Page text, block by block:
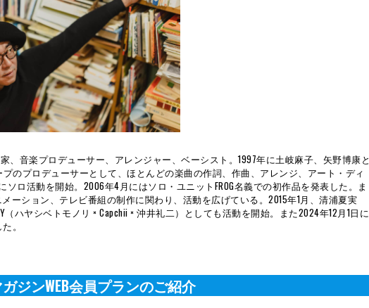
、音楽プロデューサー、アレンジャー、ベーシスト。1997年に土岐麻子、矢野博康と
のプロデューサーとして、ほとんどの楽曲の作詞、作曲、アレンジ、アート・ディ
ソロ活動を開始。2006年4月にはソロ・ユニットFROG名義での初作品を発表した。ま
ーション、テレビ番組の制作に関わり、活動を広げている。2015年1月、清浦夏実
（ハヤシベトモノリ × Capchii × 沖井礼二）としても活動を開始。また2024年12月1日に
。
ジンWEB会員プランのご紹介